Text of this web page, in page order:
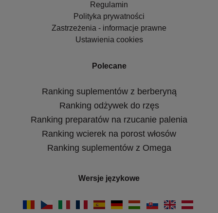
Regulamin
Polityka prywatności
Zastrzeżenia - informacje prawne
Ustawienia cookies
Polecane
Ranking suplementów z berberyną
Ranking odżywek do rzęs
Ranking preparatów na rzucanie palenia
Ranking wcierek na porost włosów
Ranking suplementów z Omega
Wersje językowe